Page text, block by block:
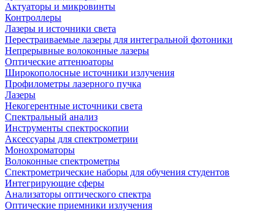
Актуаторы и микровинты
Контроллеры
Лазеры и источники света
Перестраиваемые лазеры для интегральной фотоники
Непрерывные волоконные лазеры
Оптические аттенюаторы
Широкополосные источники излучения
Профилометры лазерного пучка
Лазеры
Некогерентные источники света
Спектральный анализ
Инструменты спектроскопии
Аксессуары для спектрометрии
Монохроматоры
Волоконные спектрометры
Спектрометрические наборы для обучения студентов
Интегрирующие сферы
Анализаторы оптического спектра
Оптические приемники излучения